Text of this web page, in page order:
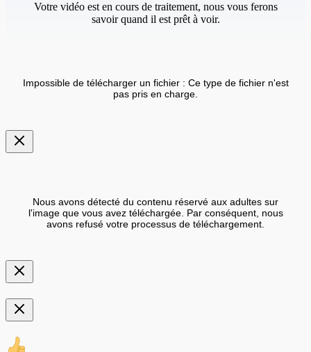
Votre vidéo est en cours de traitement, nous vous ferons
savoir quand il est prêt à voir.
Impossible de télécharger un fichier : Ce type de fichier n'est
pas pris en charge.
Nous avons détecté du contenu réservé aux adultes sur
l'image que vous avez téléchargée. Par conséquent, nous
avons refusé votre processus de téléchargement.